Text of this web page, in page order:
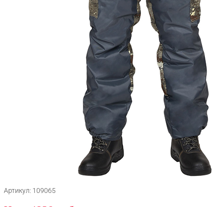
Артикул: 109065